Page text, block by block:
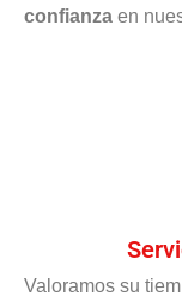
confianza en
Valoramos su